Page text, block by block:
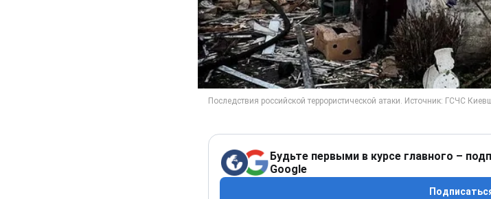
Будьте первыми в курсе главного –
Google